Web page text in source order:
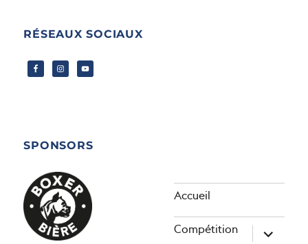
RÉSEAUX SOCIAUX
SPONSORS
Accueil
Compétition
ouvrir
le